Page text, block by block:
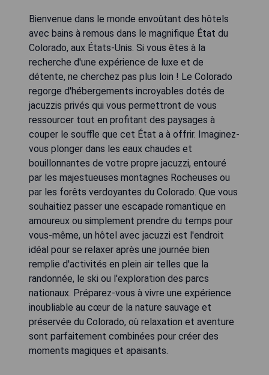
Bienvenue dans le monde envoûtant des hôtels
avec bains à remous dans le magnifique État du
Colorado, aux États-Unis. Si vous êtes à la
recherche d'une expérience de luxe et de
détente, ne cherchez pas plus loin ! Le Colorado
regorge d'hébergements incroyables dotés de
jacuzzis privés qui vous permettront de vous
ressourcer tout en profitant des paysages à
couper le souffle que cet État a à offrir. Imaginez-
vous plonger dans les eaux chaudes et
bouillonnantes de votre propre jacuzzi, entouré
par les majestueuses montagnes Rocheuses ou
par les forêts verdoyantes du Colorado. Que vous
souhaitiez passer une escapade romantique en
amoureux ou simplement prendre du temps pour
vous-même, un hôtel avec jacuzzi est l'endroit
idéal pour se relaxer après une journée bien
remplie d'activités en plein air telles que la
randonnée, le ski ou l'exploration des parcs
nationaux. Préparez-vous à vivre une expérience
inoubliable au cœur de la nature sauvage et
préservée du Colorado, où relaxation et aventure
sont parfaitement combinées pour créer des
moments magiques et apaisants.